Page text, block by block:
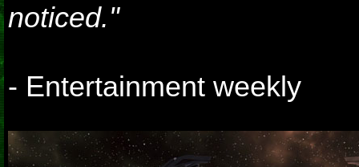
noticed."
- Entertainment weekly